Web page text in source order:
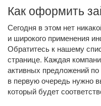
Как оформить
Сегодня в этом нет
и широкого применения
Обратитесь к нашему
странице. Каждая
активных предложений
в первую очередь нужно
который будет